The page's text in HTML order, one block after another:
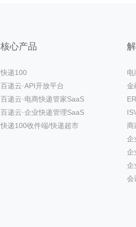
核心产品
快递100
百递云·API开放平台
百递云·电商快递管家SaaS
百递云·企业快递管理SaaS
快递100收件端/快递超市
电
金
商
企
企
企
会